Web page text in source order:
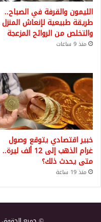
الليمون والقرفة في الصباح..
طريقة طبيعية لإنعاش المنزل
والتخلص من الروائح المزعجة
منذ 9 ساعات
خبير اقتصادي يتوقع وصول
غرام الذهب إلى 12 ألف ليرة..
متى يحدث ذلك؟
منذ 19 ساعة